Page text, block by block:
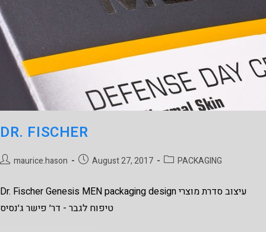
DR. FISCHER
maurice.hason August 27, 2017 PACKAGING
Dr. Fischer Genesis MEN packaging design עיצוב סדרת מוצרי
טיפוח לגבר - דר׳ פישר ג׳נסיס